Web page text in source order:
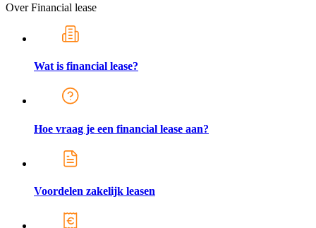
Over Financial lease
Wat is financial lease?
Hoe vraag je een financial lease aan?
Voordelen zakelijk leasen